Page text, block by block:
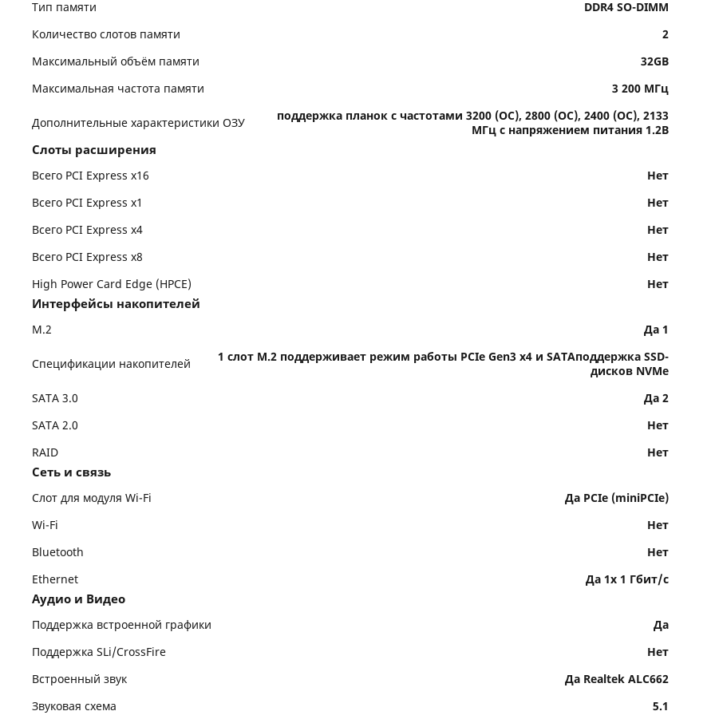
Тип памяти
DDR4 SO-DIMM
Количество слотов памяти
2
Максимальный объём памяти
32GB
Максимальная частота памяти
3 200 МГц
Дополнительные характеристики ОЗУ
поддержка планок с частотами 3200 (OC), 2800 (OC), 2400 (OC), 2133
МГц с напряжением питания 1.2В
Слоты расширения
Всего PCI Express x16
Нет
Всего PCI Express x1
Нет
Всего PCI Express x4
Нет
Всего PCI Express x8
Нет
High Power Card Edge (HPCE)
Нет
Интерфейсы накопителей
M.2 Да 1
Спецификации накопителей
1 слот M.2 поддерживает режим работы PCIe Gen3 x4 и SATAподдержка SSD-
дисков NVMe
SATA 3.0
Да 2
SATA 2.0
Нет
RAID
Нет
Сеть и связь
Слот для модуля Wi-Fi
Да PCIe (miniPCIe)
Wi-Fi
Нет
Bluetooth
Нет
Ethernet
Да 1x 1 Гбит/с
Аудио и Видео
Поддержка встроенной графики
Да
Поддержка SLi/CrossFire
Нет
Встроенный звук
Да Realtek ALC662
Звуковая схема
5.1